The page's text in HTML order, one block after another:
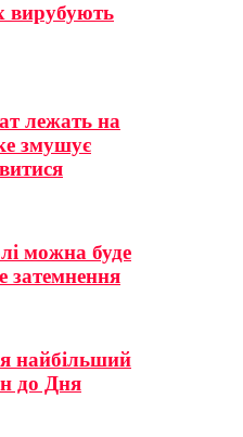
вирубують
лежать на
змушує
можна буде
затемнення
найбільший
до Дня